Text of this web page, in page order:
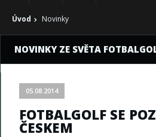
Úvod Novinky
NOVINKY ZE SVĚTA
05.08.2014
FOTBALGOLF SE
ČESKEM